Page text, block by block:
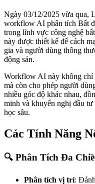
Ngày 03/12/2025 vừa qua,
workflow AI phân tích Bất
trong lĩnh vực công nghệ
này được thiết kế để cách
gia và người dùng thông
động sản.
Workflow AI này không chỉ
mà còn cho phép người
nhiều góc độ khác nhau,
minh và khuyến nghị đầu
học sâu.
Các Tính Năng
🔍 Phân Tích Đa
Phân tích vị trí: